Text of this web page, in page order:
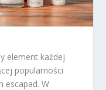
element każdej
popularności
escapad. W